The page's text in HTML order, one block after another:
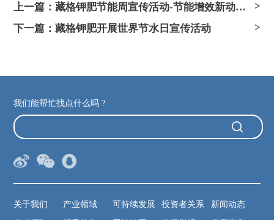
上一篇：藏格钾肥节能周宣传活动-节能增效新动能 换新引领绿未来
下一篇：藏格钾肥开展世界节水日宣传活动
我们能帮忙找点什么吗 ?
关于我们 产业领域 可持续发展 投资者关系
新闻动态